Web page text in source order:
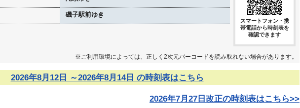
磯子駅前ゆき
スマートフォン・携
帯電話から時刻表を
確認できます
※ご利用環境によっては、正しく2次元バーコードを読み取れない場合があります。
2026年8月12日 ～2026年8月14日 の時刻表はこちら
2026年7月27日改正の時刻表はこちら>>